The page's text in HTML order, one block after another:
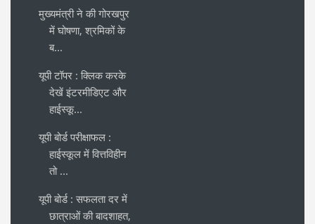
मुख्यमंत्री ने की गोरखपुर
में घोषणा, श्रमिकों के
ब...
यूपी टॉपर : क्लिक करके
देखें इंटरमीडिएट और
हाईस्कू...
यूपी बोर्ड परीक्षाफल :
हाईस्कूल में वित्तविहीन
तो ...
यूपी बोर्ड : सफलता दर में
छात्राओं की बादशाहत,